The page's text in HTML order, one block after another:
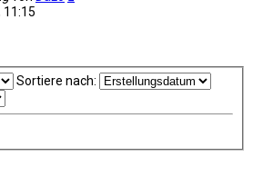
11:15
Sortiere nach: